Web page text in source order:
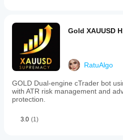
institutional
moves,
requiring
5–
10
for
full
initialization.
tool
serves
Gold XAUUSD
RatuAlgo
GOLD Dual-engine cTrader bot
with ATR risk management and
protection.
3.0 (1)